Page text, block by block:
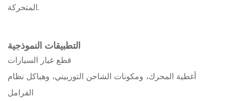
المتحركة.
التطبيقات النموذجية
قطع غيار السيارات
أغطية المحرك، ومكونات الشاحن التوربيني، وهياكل نظام
الفرامل